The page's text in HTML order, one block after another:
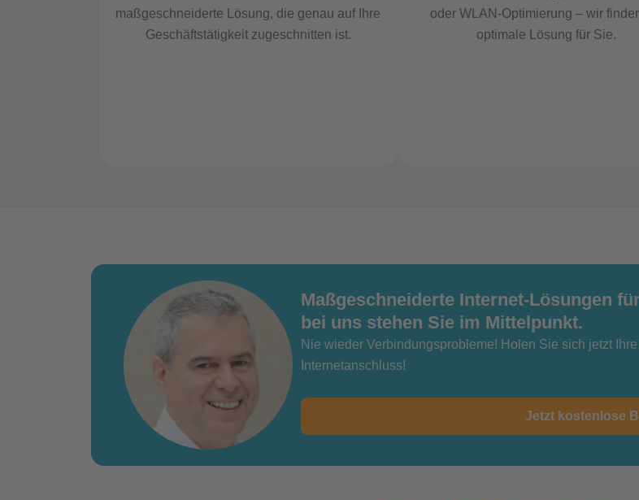
maßgeschneiderte Lösung, die genau auf Ihre
Geschäftstätigkeit zugeschnitten ist.
oder WLAN-Optimierung – wir
optimale Lösung für Sie.
Maßgeschneiderte Internet-Lösungen
bei uns stehen Sie im Mittelpunkt.
Nie wieder Verbindungsprobleme! Holen Sie sich jetzt
Internetanschluss!
Jetzt kostenlose